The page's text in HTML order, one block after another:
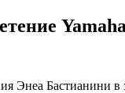
Энеа Бастианини